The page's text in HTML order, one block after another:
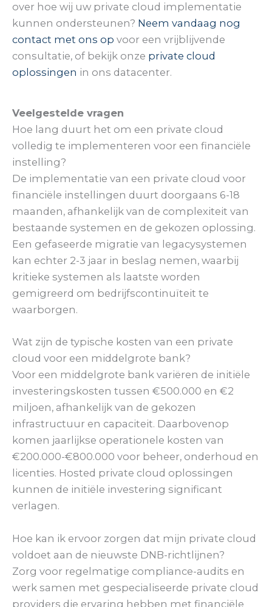
over hoe wij uw private cloud implementatie
kunnen ondersteunen? Neem vandaag nog
contact met ons op voor een vrijblijvende
consultatie, of bekijk onze private cloud
oplossingen in ons datacenter.
Veelgestelde vragen
Hoe lang duurt het om een private cloud
volledig te implementeren voor een financiële
instelling?
De implementatie van een private cloud voor
financiële instellingen duurt doorgaans 6-18
maanden, afhankelijk van de complexiteit van
bestaande systemen en de gekozen oplossing.
Een gefaseerde migratie van legacysystemen
kan echter 2-3 jaar in beslag nemen, waarbij
kritieke systemen als laatste worden
gemigreerd om bedrijfscontinuïteit te
waarborgen.
Wat zijn de typische kosten van een private
cloud voor een middelgrote bank?
Voor een middelgrote bank variëren de initiële
investeringskosten tussen €500.000 en €2
miljoen, afhankelijk van de gekozen
infrastructuur en capaciteit. Daarbovenop
komen jaarlijkse operationele kosten van
€200.000-€800.000 voor beheer, onderhoud en
licenties. Hosted private cloud oplossingen
kunnen de initiële investering significant
verlagen.
Hoe kan ik ervoor zorgen dat mijn private cloud
voldoet aan de nieuwste DNB-richtlijnen?
Zorg voor regelmatige compliance-audits en
werk samen met gespecialiseerde private cloud
providers die ervaring hebben met financiële